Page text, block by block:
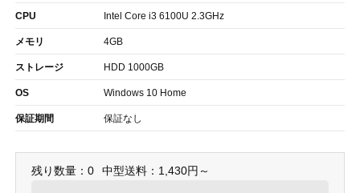
CPU Intel Core i3 6100U 2.3GHz
メモリ 4GB
ストレージ HDD 1000GB
OS Windows 10 Home
保証期間 保証なし
残り数量：0 中型送料：1,430円～